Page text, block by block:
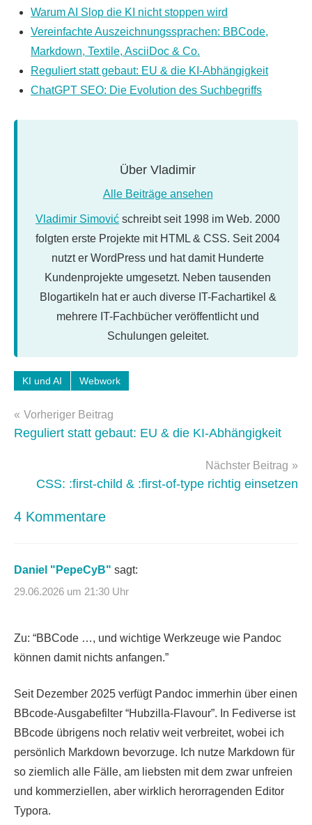
Warum AI Slop die KI nicht stoppen wird
Vereinfachte Auszeichnungssprachen: BBCode,
Markdown, Textile, AsciiDoc & Co.
Reguliert statt gebaut: EU & die KI-Abhängigkeit
ChatGPT SEO: Die Evolution des Suchbegriffs
Über Vladimir
Alle Beiträge ansehen
Vladimir Simović schreibt seit 1998 im Web. 2000
folgten erste Projekte mit HTML & CSS. Seit 2004
nutzt er WordPress und hat damit Hunderte
Kundenprojekte umgesetzt. Neben tausenden
Blogartikeln hat er auch diverse IT-Fachartikel &
mehrere IT-Fachbücher veröffentlicht und
Schulungen geleitet.
Schlagwörter:
Claude,
markdown,
KI und AI Webwork
Beitragsnavigation
Vorheriger Beitrag
Reguliert statt gebaut: EU & die KI-Abhängigkeit
Nächster Beitrag
CSS: :first-child & :first-of-type richtig einsetzen
4 Kommentare
Daniel "PepeCyB" sagt:
29.06.2026 um 21:30 Uhr
Zu: “BBCode …, und wichtige Werkzeuge wie Pandoc
können damit nichts anfangen.”
Seit Dezember 2025 verfügt Pandoc immerhin über einen
BBcode-Ausgabefilter “Hubzilla-Flavour”. In Fediverse ist
BBcode übrigens noch relativ weit verbreitet, wobei ich
persönlich Markdown bevorzuge. Ich nutze Markdown für
so ziemlich alle Fälle, am liebsten mit dem zwar unfreien
und kommerziellen, aber wirklich herorragenden Editor
Typora.